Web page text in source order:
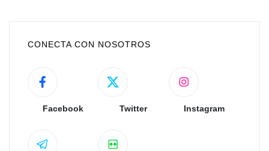
CONECTA CON NOSOTROS
Facebook Twitter Instagram